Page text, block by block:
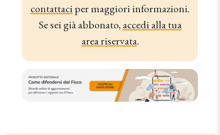
contattaciper maggiori informazioni.
Se sei già abbonato, accedi alla tua
area riservata.